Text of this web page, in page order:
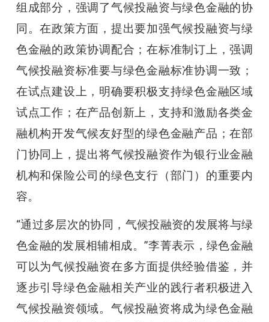
组成部分，强调了气候投融资与绿色金融的协
同。在政策方面，提出要加强气候投融资与绿
色金融的政策协调配合；在标准制订上，强调
气候投融资标准要与绿色金融标准协调一致；
在试点建设上，明确要积极支持绿色金融区域
试点工作；在产品创新上，支持和激励各类金
融机构开发气候友好型的绿色金融产品；在部
门协同上，提出将气候投融资作为银行业金融
机构和保险公司的绿色支行（部门）的重要内
容。
“通过多层次的协同，气候投融资的发展将与绿
色金融的发展相辅相成。”李菁表示，绿色金融
可以为气候投融资在多方面提供经验借鉴，并
逐步引导绿色金融相关产业的践行者积极进入
气候投融资领域。气候投融资将成为绿色金融